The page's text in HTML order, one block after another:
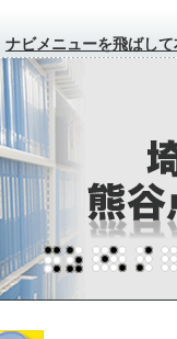
ナビメニューを飛ばし